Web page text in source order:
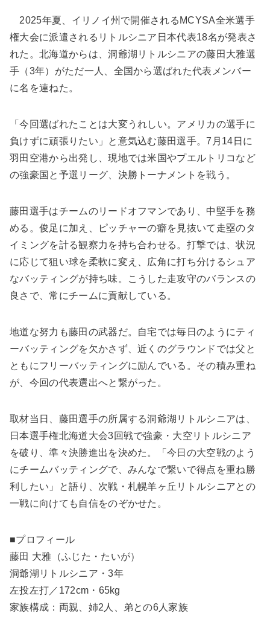
2025年夏、イリノイ州で開催されるMCYSA全米選手
権大会に派遣されるリトルシニア日本代表18名が発表さ
れた。北海道からは、洞爺湖リトルシニアの藤田大雅選
手（3年）がただ一人、全国から選ばれた代表メンバー
に名を連ねた。
「今回選ばれたことは大変うれしい。アメリカの選手に
負けずに頑張りたい」と意気込む藤田選手。7月14日に
羽田空港から出発し、現地では米国やプエルトリコなど
の強豪国と予選リーグ、決勝トーナメントを戦う。
藤田選手はチームのリードオフマンであり、中堅手を務
める。俊足に加え、ピッチャーの癖を見抜いて走塁のタ
イミングを計る観察力を持ち合わせる。打撃では、状況
に応じて狙い球を柔軟に変え、広角に打ち分けるシュア
なバッティングが持ち味。こうした走攻守のバランスの
良さで、常にチームに貢献している。
地道な努力も藤田の武器だ。自宅では毎日のようにティ
ーバッティングを欠かさず、近くのグラウンドでは父と
ともにフリーバッティングに励んでいる。その積み重ね
が、今回の代表選出へと繋がった。
取材当日、藤田選手の所属する洞爺湖リトルシニアは、
日本選手権北海道大会3回戦で強豪・大空リトルシニア
を破り、準々決勝進出を決めた。「今日の大空戦のよう
にチームバッティングで、みんなで繋いで得点を重ね勝
利したい」と語り、次戦・札幌羊ヶ丘リトルシニアとの
一戦に向けても自信をのぞかせた。
■プロフィール
藤田 大雅（ふじた・たいが）
洞爺湖リトルシニア・3年
左投左打／172cm・65kg
家族構成：両親、姉2人、弟との6人家族